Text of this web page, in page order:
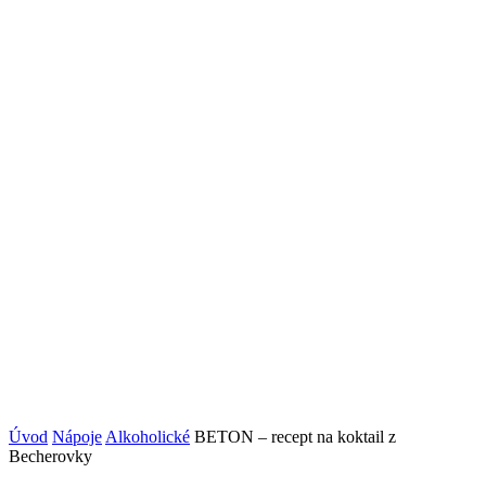
Úvod Nápoje Alkoholické BETON – recept na koktail z
Becherovky